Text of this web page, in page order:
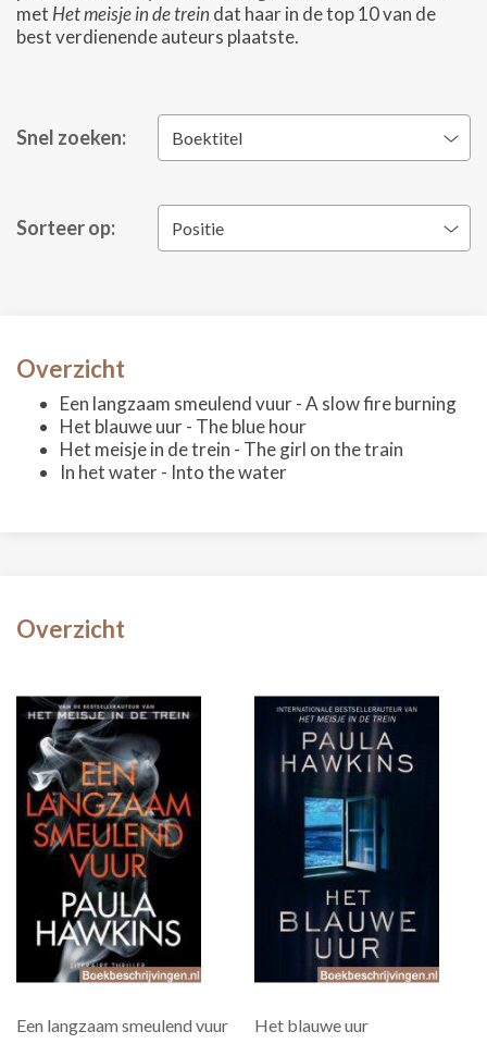
met Het meisje in de trein dat haar in de top 10 van de
best verdienende auteurs plaatste.
Snel zoeken: Boektitel
Sorteer op: Positie
Overzicht
Een langzaam smeulend vuur - A slow fire burning
Het blauwe uur - The blue hour
Het meisje in de trein - The girl on the train
In het water - Into the water
Overzicht
Een langzaam smeulend vuur Het blauwe uur